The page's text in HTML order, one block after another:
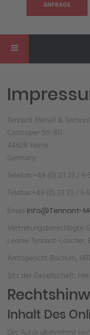
ANFRAGE
Tennant Metall &
Castroper Str. 80
44628 Herne
Germany
Telefon:+49 (0) 23 23 / 9
Telefax:+49 (0) 23 23 / 9
Email:Info@tennant-
Vertretungsberechtigte
Leonie Tennant-
Amtsgericht Bochum,
Sitz der Gesellschaft:
Inhalt Des